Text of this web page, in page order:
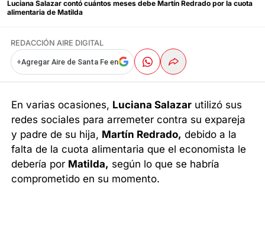
Luciana Salazar contó cuántos meses debe Martín Redrado por la cuota
alimentaria de Matilda
REDACCIÓN AIRE DIGITAL
+Agregar Aire de Santa Fe en
En varias ocasiones, Luciana Salazar utilizó sus
redes sociales para arremeter contra su expareja
y padre de su hija, Martín Redrado, debido a la
falta de la cuota alimentaria que el economista le
debería por Matilda, según lo que se habría
comprometido en su momento.